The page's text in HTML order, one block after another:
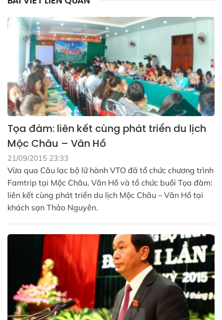
Tọa đàm: liên kết cùng phát triển du lịch
Mộc Châu – Vân Hồ
21/09/2015 23:33
Vừa qua Câu lạc bộ lữ hành VTO đã tổ chức chương trình
Famtrip tại Mộc Châu, Vân Hồ và tổ chức buổi Tọa đàm:
liên kết cùng phát triển du lịch Mộc Châu – Vân Hồ tại
khách sạn Thảo Nguyên.